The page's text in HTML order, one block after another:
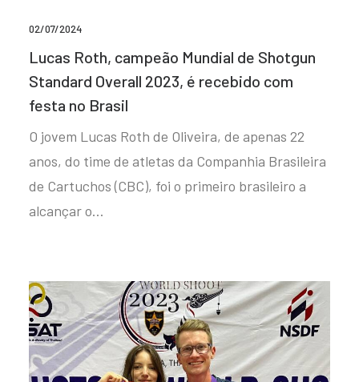
02/07/2024
Lucas Roth, campeão Mundial de Shotgun
Standard Overall 2023, é recebido com
festa no Brasil
O jovem Lucas Roth de Oliveira, de apenas 22
anos, do time de atletas da Companhia Brasileira
de Cartuchos (CBC), foi o primeiro brasileiro a
alcançar o…